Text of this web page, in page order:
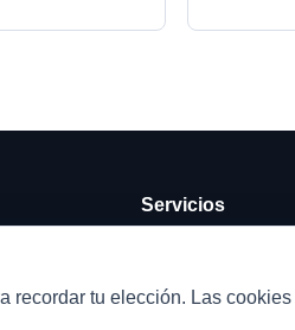
Servicios
recordar tu elección. Las